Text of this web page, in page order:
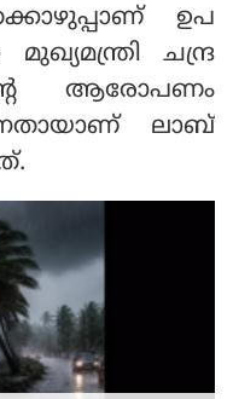
ഉപ
ചന്ദ്ര
ആരോപണം
ലാബ്